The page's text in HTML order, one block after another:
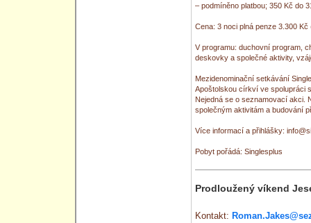
– podmíněno platbou; 350 Kč do
Cena: 3 noci plná penze 3.300
V programu: duchovní program,
deskovky a společné aktivity,
Mezidenominační setkávání
Apoštolskou církví ve spolupráci
Nejedná se o seznamovací akci.
společným aktivitám a budování
Více informací a přihlášky:
Pobyt pořádá: Singlesplus
Prodloužený víkend
Kontakt: